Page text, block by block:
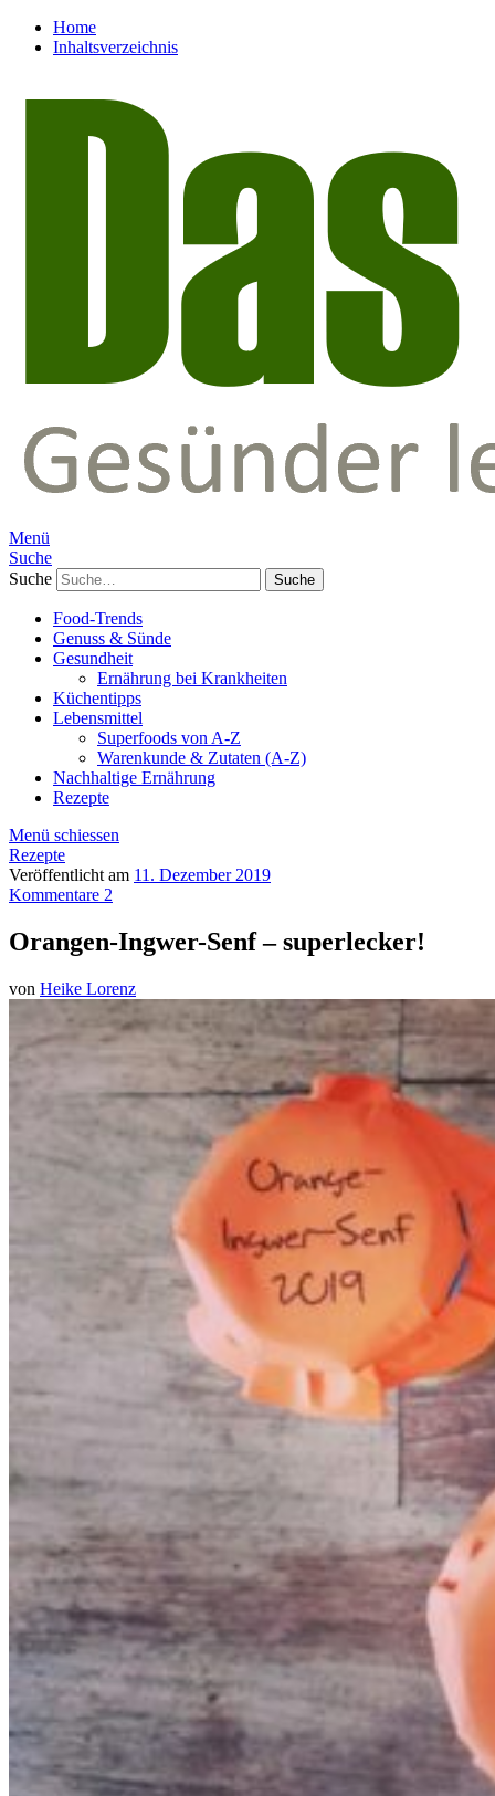
Home
Inhaltsverzeichnis
Menü
Suche
Suche
Food-Trends
Genuss & Sünde
Gesundheit
Ernährung bei Krankheiten
Küchentipps
Lebensmittel
Superfoods von A-Z
Warenkunde & Zutaten (A-Z)
Nachhaltige Ernährung
Rezepte
Menü schiessen
Rezepte
Veröffentlicht am 11. Dezember 2019
Kommentare 2
Orangen-Ingwer-Senf – superlecker!
von Heike Lorenz